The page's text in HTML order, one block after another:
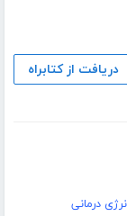
دریافت از کتابراه
درمانی